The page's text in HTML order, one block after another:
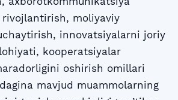
moliyaviy
innovatsiyalarni joriy
kooperatsiyalar
oshirish omillari
mavjud muammolarning